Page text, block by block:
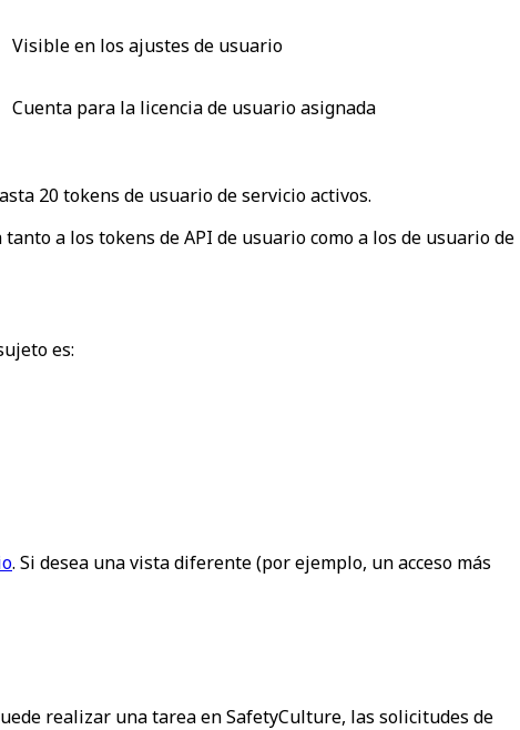
Visible en los ajustes de usuario
Cuenta para la licencia de usuario asignada
20 tokens de usuario de servicio activos.
a los tokens de API de usuario como a los de usuario de
es:
. Si desea una vista diferente (por ejemplo, un acceso más
realizar una tarea en SafetyCulture, las solicitudes de